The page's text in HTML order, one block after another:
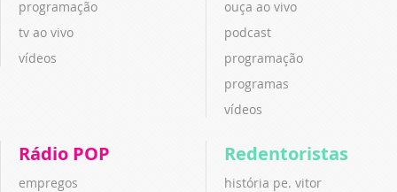
programação
tv ao vivo
vídeos
ouça ao vivo
podcast
programação
programas
vídeos
Rádio POP
empregos
Redentoristas
história pe. vitor